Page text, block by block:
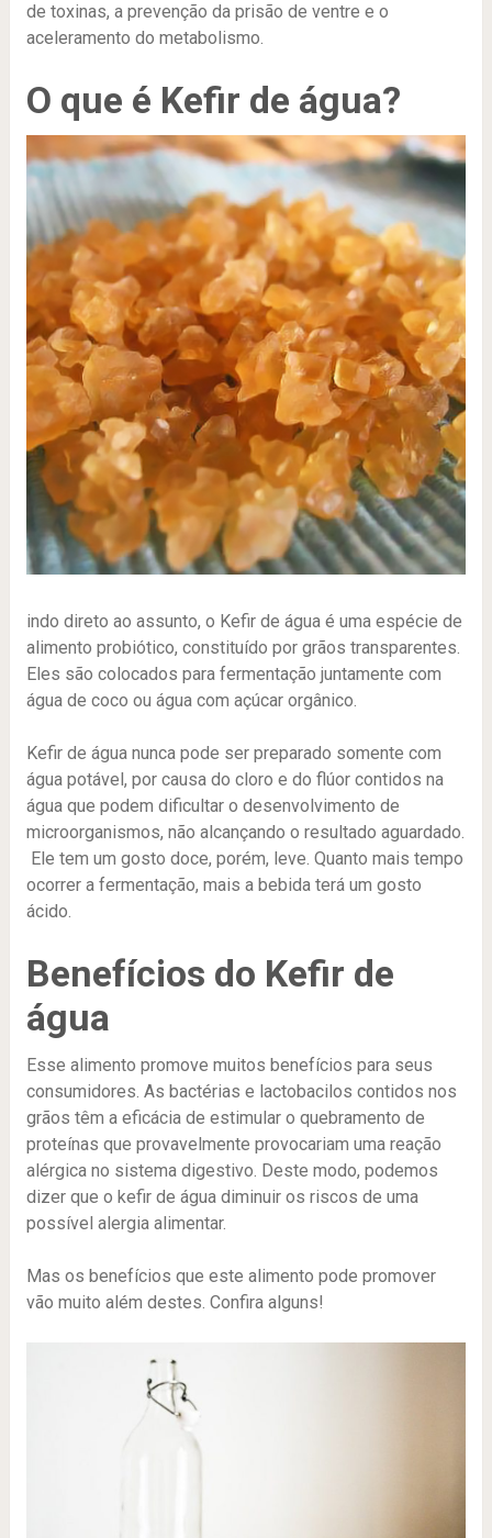
de toxinas, a prevenção da prisão de ventre e o
aceleramento do metabolismo.
O que é Kefir de água?
indo direto ao assunto, o Kefir de água é uma espécie de
alimento probiótico, constituído por grãos transparentes.
Eles são colocados para fermentação juntamente com
água de coco ou água com açúcar orgânico.
Kefir de água nunca pode ser preparado somente com
água potável, por causa do cloro e do flúor contidos na
água que podem dificultar o desenvolvimento de
microorganismos, não alcançando o resultado aguardado.
Ele tem um gosto doce, porém, leve. Quanto mais tempo
ocorrer a fermentação, mais a bebida terá um gosto
ácido.
Benefícios do Kefir de
água
Esse alimento promove muitos benefícios para seus
consumidores. As bactérias e lactobacilos contidos nos
grãos têm a eficácia de estimular o quebramento de
proteínas que provavelmente provocariam uma reação
alérgica no sistema digestivo. Deste modo, podemos
dizer que o kefir de água diminuir os riscos de uma
possível alergia alimentar.
Mas os benefícios que este alimento pode promover
vão muito além destes. Confira alguns!